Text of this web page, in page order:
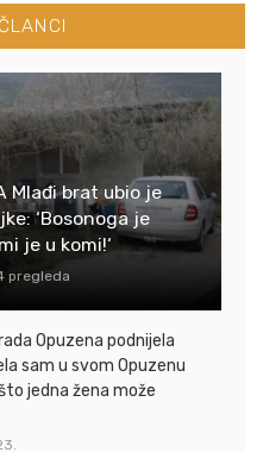
Mlađi brat ubio je
‘Bosonoga je
je u komi!‘
pregleda
Opuzena podnijela
sam u svom Opuzenu
jedna žena može